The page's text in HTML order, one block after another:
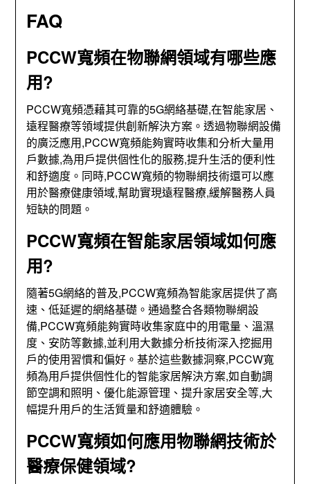
FAQ
PCCW寬頻在物聯網領域有哪些應
用?
PCCW寬頻憑藉其可靠的5G網絡基礎,在智能家居、
遠程醫療等領域提供創新解決方案。透過物聯網設備
的廣泛應用,PCCW寬頻能夠實時收集和分析大量用
戶數據,為用戶提供個性化的服務,提升生活的便利性
和舒適度。同時,PCCW寬頻的物聯網技術還可以應
用於醫療健康領域,幫助實現遠程醫療,緩解醫務人員
短缺的問題。
PCCW寬頻在智能家居領域如何應
用?
隨著5G網絡的普及,PCCW寬頻為智能家居提供了高
速、低延遲的網絡基礎。通過整合各類物聯網設
備,PCCW寬頻能夠實時收集家庭中的用電量、溫濕
度、安防等數據,並利用大數據分析技術深入挖掘用
戶的使用習慣和偏好。基於這些數據洞察,PCCW寬
頻為用戶提供個性化的智能家居解決方案,如自動調
節空調和照明、優化能源管理、提升家居安全等,大
幅提升用戶的生活質量和舒適體驗。
PCCW寬頻如何應用物聯網技術於
醫療保健領域?